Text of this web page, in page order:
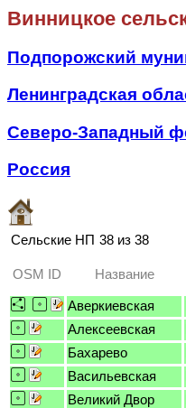
Винницкое
Подпорожский
Ленинградская
Северо-Западный
Россия
Сельские НП 38 из 38
OSM ID Название
Аверкиевская
Алексеевская
Бахарево
Васильевская
Великий Двор